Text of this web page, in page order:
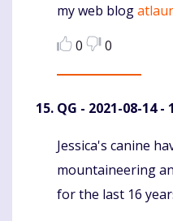
my web blog
0
0
QG - 2021-08-14 -
Komentaras
Jessica's canine
mountaineering
for the last 16